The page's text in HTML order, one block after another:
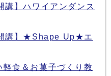
講】ハワイアンダンス
講】★Shape Up★エ
軽食＆お菓子づくり教